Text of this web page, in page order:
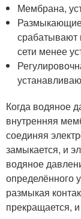
Мембрана,
Размыкающие
срабатывают
сети менее
Когда водяное
внутренняя
соединяя
замыкается, и
водяное
определённого
размыкая
прекращается,